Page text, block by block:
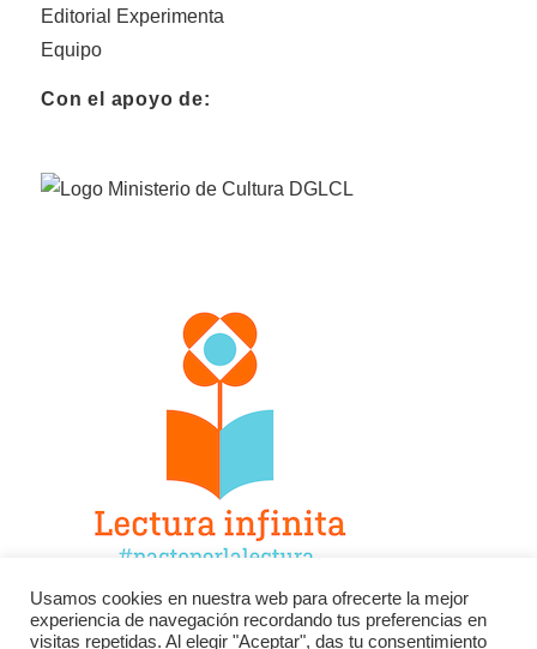
Editorial Experimenta
Equipo
Con el apoyo de:
Facebook Twitter Instagram
Usamos cookies en nuestra web para ofrecerte la mejor
experiencia de navegación recordando tus preferencias en
visitas repetidas. Al elegir "Aceptar", das tu consentimiento